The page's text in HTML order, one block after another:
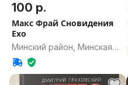
100 р.
Макс Фрай Сновидения
Ехо
Минский район, Минская
область